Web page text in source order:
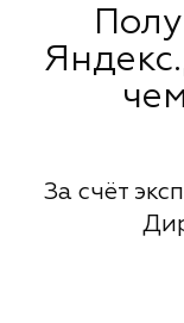
За счёт